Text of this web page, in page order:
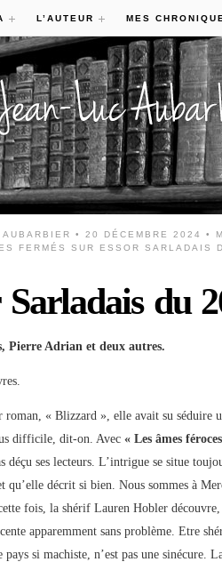
L’AUTEUR MES
• 20 DÉCEMBRE 2024 •
FERMÉS
SUR ESSOR SARLADAIS
Sarladais du
Pierre Adrian et deux autres.
roman, « Blizzard », elle avait su séduire
difficile, dit-on. Avec« Les âmes
déçu ses lecteurs. L’intrigue se situe
qu’elle décrit si bien. Nous sommes à
fois, la shérif Lauren Hobler
apparemment sans problème. Etre
pays si machiste, n’est pas une